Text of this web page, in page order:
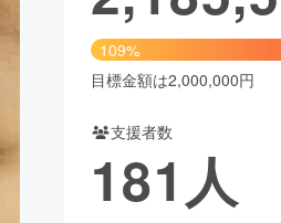
ド・飲食店
ーティー・ヘルスケア
109%
目標金額は2,000,000円
支援者数
181人